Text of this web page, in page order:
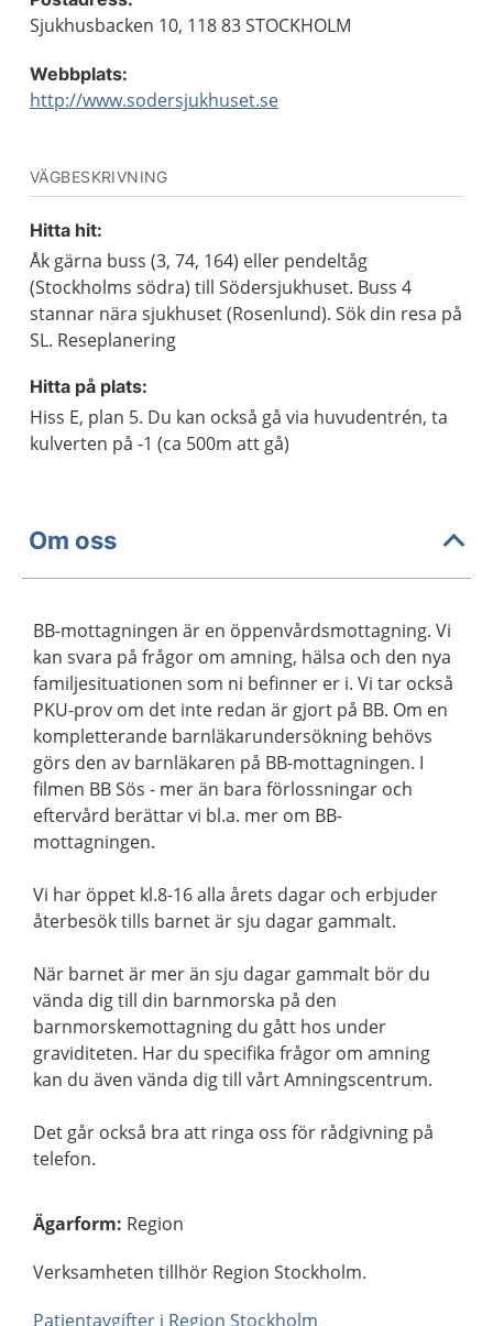
Sjukhusbacken 10, 118 83 STOCKHOLM
Webbplats:
http://www.sodersjukhuset.se
VÄGBESKRIVNING
Hitta hit:
Åk gärna buss (3, 74, 164) eller pendeltåg
(Stockholms södra) till Södersjukhuset. Buss 4
stannar nära sjukhuset (Rosenlund). Sök din resa på
SL. Reseplanering
Hitta på plats:
Hiss E, plan 5. Du kan också gå via huvudentrén, ta
kulverten på -1 (ca 500m att gå)
Om oss
BB-mottagningen är en öppenvårdsmottagning. Vi
kan svara på frågor om amning, hälsa och den nya
familjesituationen som ni befinner er i. Vi tar också
PKU-prov om det inte redan är gjort på BB. Om en
kompletterande barnläkarundersökning behövs
görs den av barnläkaren på BB-mottagningen. I
filmen BB Sös - mer än bara förlossningar och
eftervård berättar vi bl.a. mer om BB-
mottagningen.
Vi har öppet kl.8-16 alla årets dagar och erbjuder
återbesök tills barnet är sju dagar gammalt.
När barnet är mer än sju dagar gammalt bör du
vända dig till din barnmorska på den
barnmorskemottagning du gått hos under
graviditeten. Har du specifika frågor om amning
kan du även vända dig till vårt Amningscentrum.
Det går också bra att ringa oss för rådgivning på
telefon.
Ägarform: Region
Verksamheten tillhör Region Stockholm.
Patientavgifter i Region Stockholm